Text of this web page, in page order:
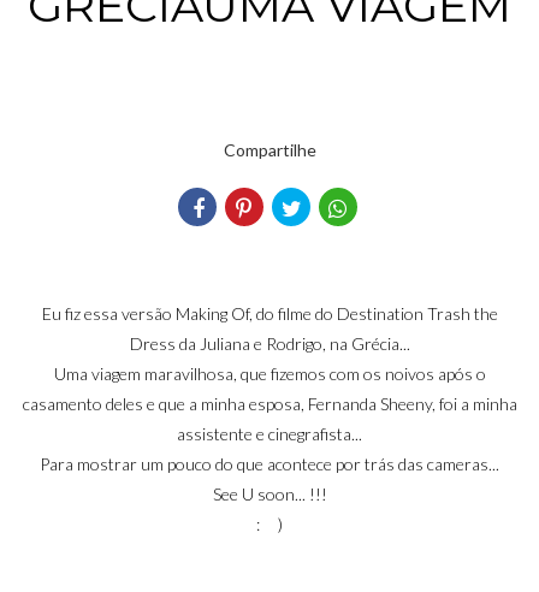
Compartilhe
Eu fiz essa versão Making Of, do filme do Destination Trash the
Dress da Juliana e Rodrigo, na Grécia...
Uma viagem maravilhosa, que fizemos com os noivos após o
casamento deles e que a minha esposa, Fernanda Sheeny, foi a minha
assistente e cinegrafista...
Para mostrar um pouco do que acontece por trás das cameras...
See U soon... !!!
: )